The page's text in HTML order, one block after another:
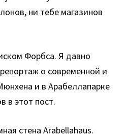
ни тебе магазинов
Форбса. Я давно
о современной и
и в Арабеллапарке
в этот пост.
стена Arabellahaus.